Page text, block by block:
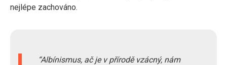
nejlépe zachováno.
Albínismus, ač je v přírodě vzácný, nám